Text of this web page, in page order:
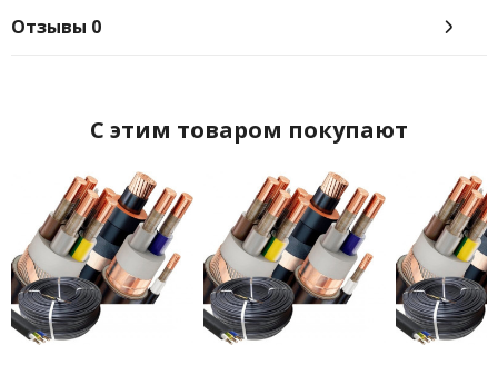
Отзывы 0
C этим товаром покупают